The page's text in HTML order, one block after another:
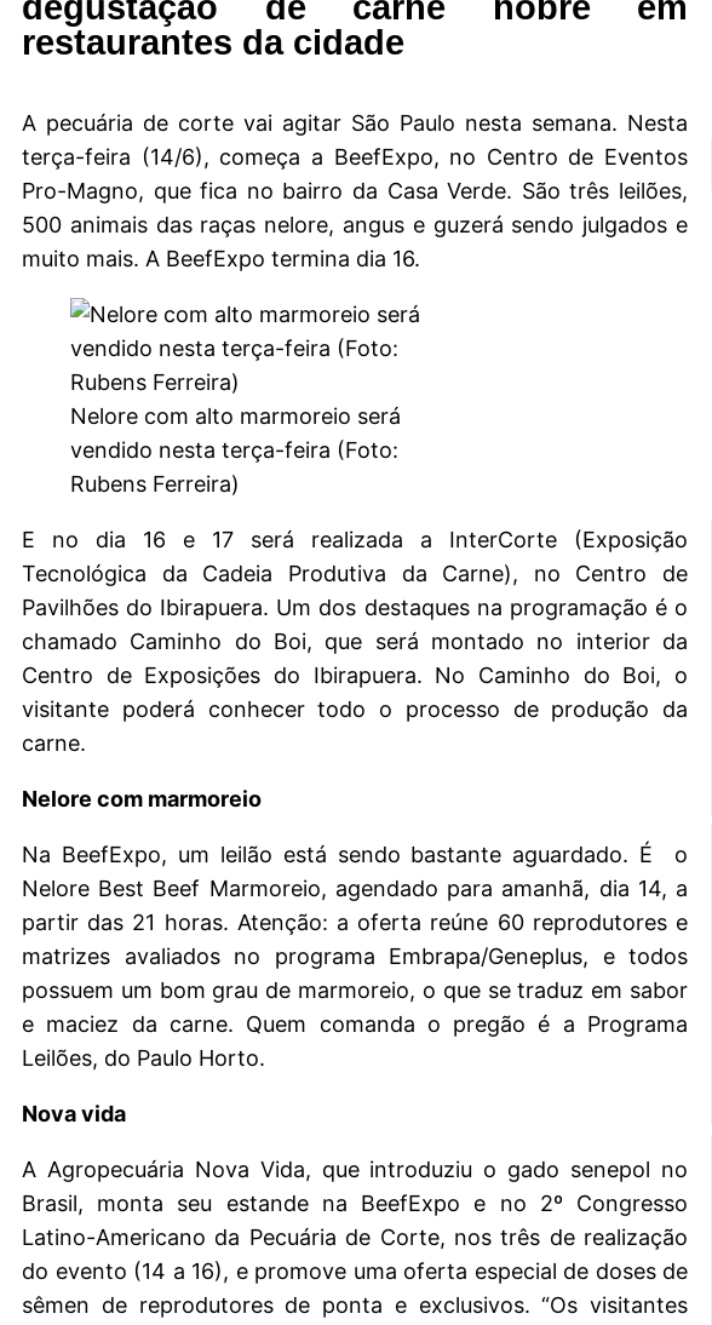
restaurantes da cidade
A pecuária de corte vai agitar São Paulo nesta semana. Nesta
terça-feira (14/6), começa a BeefExpo, no Centro de Eventos
Pro-Magno, que fica no bairro da Casa Verde. São três leilões,
500 animais das raças nelore, angus e guzerá sendo julgados e
muito mais. A BeefExpo termina dia 16.
Nelore com alto marmoreio será
vendido nesta terça-feira (Foto:
Rubens Ferreira)
E no dia 16 e 17 será realizada a InterCorte (Exposição
Tecnológica da Cadeia Produtiva da Carne), no Centro de
Pavilhões do Ibirapuera. Um dos destaques na programação é o
chamado Caminho do Boi, que será montado no interior da
Centro de Exposições do Ibirapuera. No Caminho do Boi, o
visitante poderá conhecer todo o processo de produção da
carne.
Nelore com marmoreio
Na BeefExpo, um leilão está sendo bastante aguardado. É o
Nelore Best Beef Marmoreio, agendado para amanhã, dia 14, a
partir das 21 horas. Atenção: a oferta reúne 60 reprodutores e
matrizes avaliados no programa Embrapa/Geneplus, e todos
possuem um bom grau de marmoreio, o que se traduz em sabor
e maciez da carne. Quem comanda o pregão é a Programa
Leilões, do Paulo Horto.
Nova vida
A Agropecuária Nova Vida, que introduziu o gado senepol no
Brasil, monta seu estande na BeefExpo e no 2º Congresso
Latino-Americano da Pecuária de Corte, nos três de realização
do evento (14 a 16), e promove uma oferta especial de doses de
sêmen de reprodutores de ponta e exclusivos. “Os visitantes